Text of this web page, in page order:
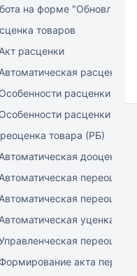
на форме "Обновление
товаров
Акт расценки
Автоматическая расценка
Особенности расценки в РБ
Особенности расценки РФ
товара (РБ)
Автоматическая дооценка
Автоматическая
Автоматическая
Автоматическая уценка
переоценка
Формирование акта